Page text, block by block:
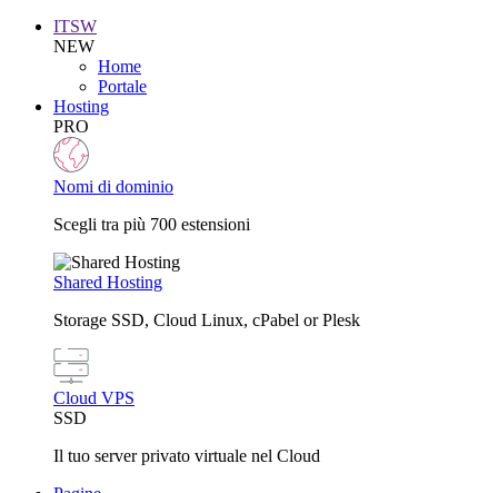
ITSW
NEW
Home
Portale
Hosting
PRO
Nomi di dominio
Scegli tra più 700 estensioni
Shared Hosting
Storage SSD, Cloud Linux, cPabel or Plesk
Cloud VPS
SSD
Il tuo server privato virtuale nel Cloud